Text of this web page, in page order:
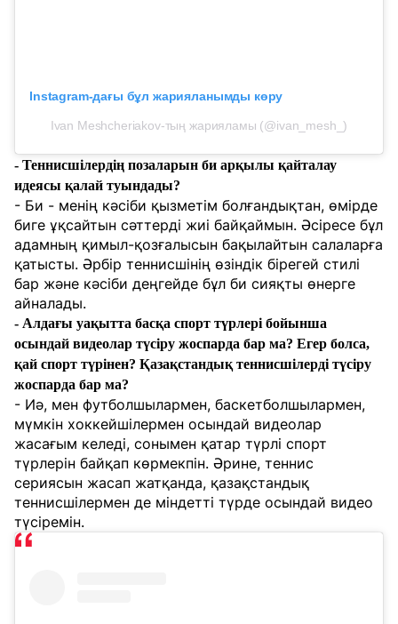
Instagram-дағы бұл жарияланымды көру
Ivan Meshcheriakov-тың жарияламы (@ivan_mesh_)
- Теннисшілердің позаларын би арқылы қайталау
идеясы қалай туындады?
- Би - менің кәсіби қызметім болғандықтан, өмірде
биге ұқсайтын сәттерді жиі байқаймын. Әсіресе бұл
адамның қимыл-қозғалысын бақылайтын салаларға
қатысты. Әрбір теннисшінің өзіндік бірегей стилі
бар және кәсіби деңгейде бұл би сияқты өнерге
айналады.
- Алдағы уақытта басқа спорт түрлері бойынша
осындай видеолар түсіру жоспарда бар ма? Егер болса,
қай спорт түрінен? Қазақстандық теннисшілерді түсіру
жоспарда бар ма?
- Иә, мен футболшылармен, баскетболшылармен,
мүмкін хоккейшілермен осындай видеолар
жасағым келеді, сонымен қатар түрлі спорт
түрлерін байқап көрмекпін. Әрине, теннис
сериясын жасап жатқанда, қазақстандық
теннисшілермен де міндетті түрде осындай видео
түсіремін.